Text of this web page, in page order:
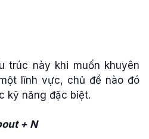
trúc này khi muốn khuyên
lĩnh vực, chủ đề nào đó
kỹ năng đặc biệt.
+ N